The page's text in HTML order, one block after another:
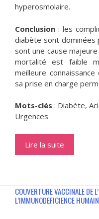
hyperosmolaire.
Conclusion : les
diabète sont dominées
sont une cause
mortalité est faible
meilleure
sa prise en charge
Mots-clés : Diabète,
Urgences
Lire la suite
COUVERTURE VACCINALE DE
L’IMMUNODEFICIENCE